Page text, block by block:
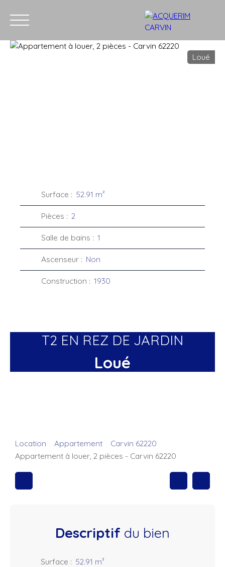
Loué
Surface : 52.91 m²
Pièces : 2
Salle de bains : 1
Ascenseur : Non
Construction : 1930
T2 EN REZ DE JARDIN
Loué
Location Appartement
Carvin 62220
Appartement à louer, 2 pièces - Carvin 62220
Descriptif du bien
Surface : 52.91 m²